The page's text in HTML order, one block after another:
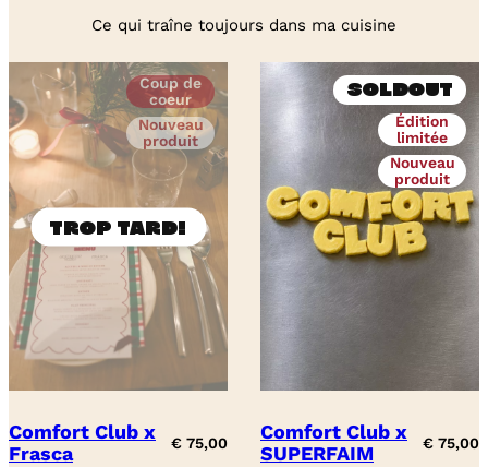
Ce qui traîne toujours dans ma cuisine
Coup de
coeur
Nouveau
produit
Comfort Club x
Frasca
€ 75,00
Soldout
Édition
limitée
Nouveau
produit
Comfort Club x
SUPERFAIM
€ 75,00